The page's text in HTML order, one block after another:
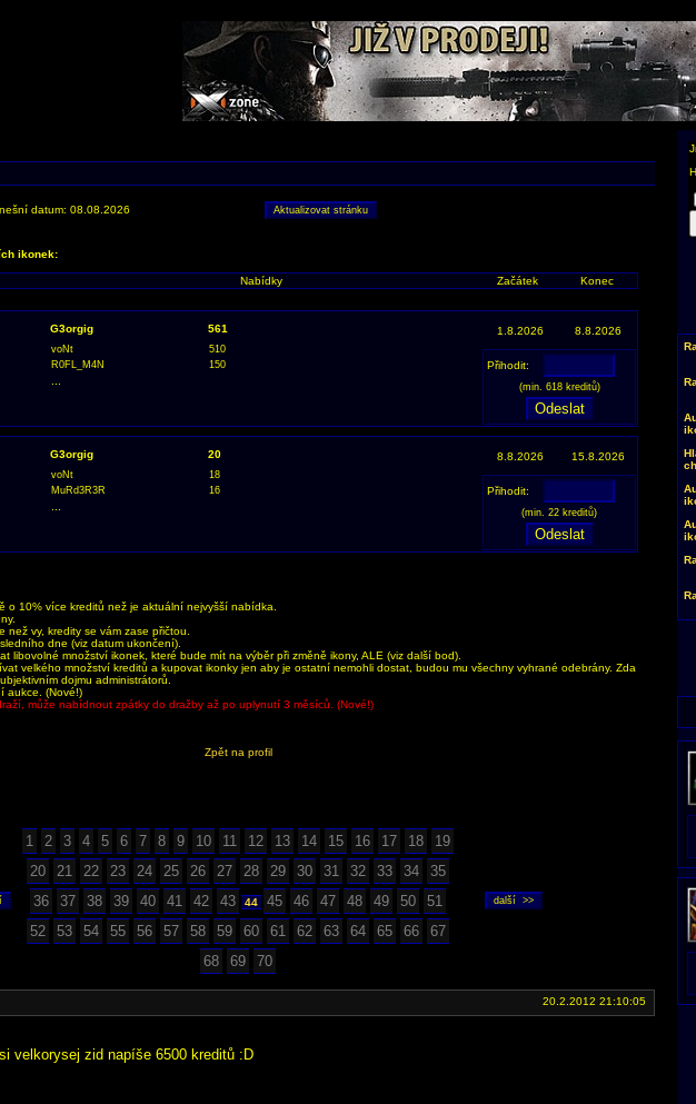
datum: 08.08.2026
ikonek:
Nabídky Začátek Konec
G3orgig 561
voNt
510
R0FL_M4N
150
1.8.2026 8.8.2026
Přihodit:
(min. 618 kreditů)
G3orgig 20
voNt
18
MuRd3R3R
16
8.8.2026 15.8.2026
Přihodit:
(min. 22 kreditů)
o 10% více kreditů než je aktuální nejvyšší nabídka.
vy, kredity se vám zase přičtou.
dne (viz datum ukončení).
libovolné množství ikonek, které bude mít na výběr při změně ikony, ALE (viz další bod).
velkého množství kreditů a kupovat ikonky jen aby je ostatní nemohli dostat, budou mu všechny vyhrané odebrány. Zda
dojmu administrátorů.
aukce. (Nové!)
může nabídnout zpátky do dražby až po uplynutí 3 měsíců. (Nové!)
Zpět na profil
1 2 3 4 5 6 7 8 9 10 11 12 13 14 15 16 17 18
19
20
21 22 23 24 25 26 27 28 29 30 31 32 33 34
35
36
37 38 39 40 41 42 43 44 45 46 47 48 49 50
51
52
53 54 55 56 57 58 59 60 61 62 63 64 65 66
67
68
69 70
20.2.2012 21:10:05
velkorysej zid napíše 6500 kreditů :D